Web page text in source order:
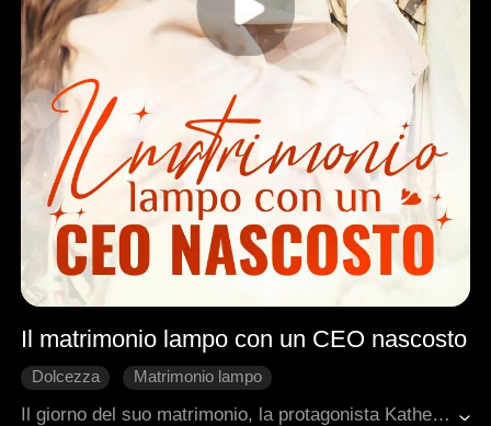
Il matrimonio lampo con un CEO nascosto
Dolcezza
Matrimonio lampo
Il giorno del suo matrimonio, la protagonista Katherine rimane stupita nell'apprendere che la sposa è un'altra donna. In seguito a una cascata di eventi sfortunati, tra cui lo sfruttamento da parte della famiglia del coniuge senza scrupoli, il tradimento da parte del suo confidente e l'accumulo di debiti, un uomo anziano presenta una dote stravagante per corteggiare Katherine. Di fronte alla derisione dell'opinione pubblica, presenta il suo formidabile nipote amministratore delegato, Jonny, per sposare ufficialmente An Ran. Jonny, condizionato dalle prime impressioni, scambia Katherine per una donna materialista che si approfitta degli anziani, quindi tiene nascosta la sua vera identità mentre si relaziona con lei, ma inevitabilmente si scopre sinceramente attratto da lei man mano che la loro relazione diventa...